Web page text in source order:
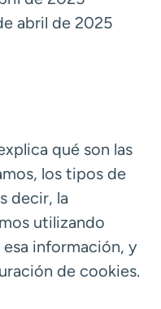
abril de 2025
qué son las
los tipos de
decir, la
utilizando
información, y
de cookies.